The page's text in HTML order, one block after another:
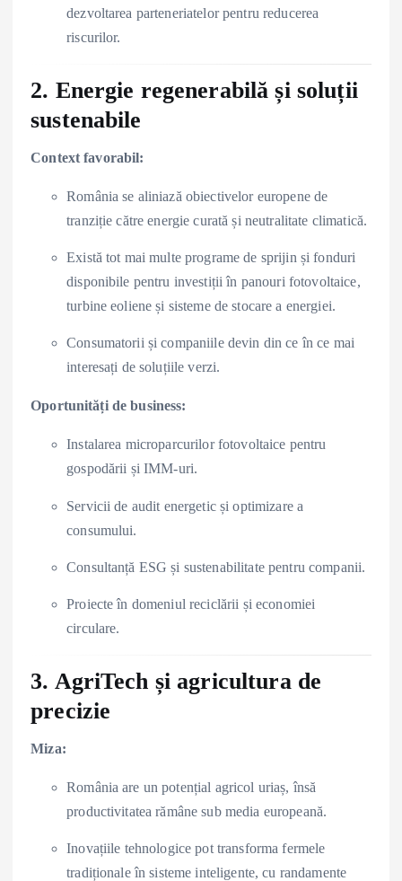
dezvoltarea parteneriatelor pentru reducerea
riscurilor.
2. Energie regenerabilă și soluții
sustenabile
Context favorabil:
România se aliniază obiectivelor europene de
tranziție către energie curată și neutralitate climatică.
Există tot mai multe programe de sprijin și fonduri
disponibile pentru investiții în panouri fotovoltaice,
turbine eoliene și sisteme de stocare a energiei.
Consumatorii și companiile devin din ce în ce mai
interesați de soluțiile verzi.
Oportunități de business:
Instalarea microparcurilor fotovoltaice pentru
gospodării și IMM-uri.
Servicii de audit energetic și optimizare a
consumului.
Consultanță ESG și sustenabilitate pentru companii.
Proiecte în domeniul reciclării și economiei
circulare.
3. AgriTech și agricultura de
precizie
Miza:
România are un potențial agricol uriaș, însă
productivitatea rămâne sub media europeană.
Inovațiile tehnologice pot transforma fermele
tradiționale în sisteme inteligente, cu randamente